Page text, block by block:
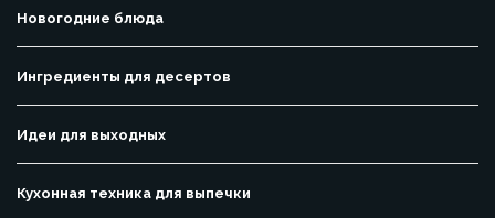
Новогодние блюда
Ингредиенты для десертов
Идеи для выходных
Кухонная техника для выпечки